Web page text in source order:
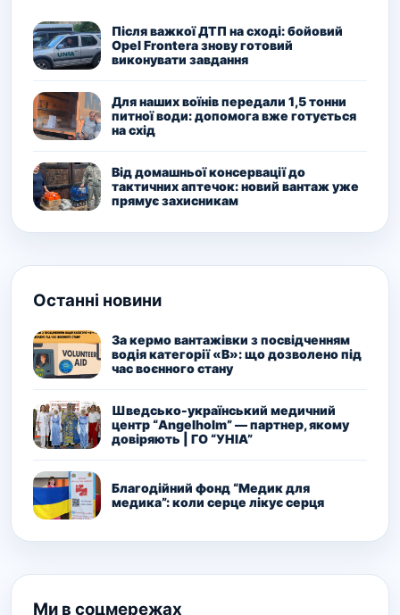
Після важкої ДТП на сході: бойовий
Opel Frontera знову готовий
виконувати завдання
Для наших воїнів передали 1,5 тонни
питної води: допомога вже готується
на схід
Від домашньої консервації до
тактичних аптечок: новий вантаж уже
прямує захисникам
Останні новини
За кермо вантажівки з посвідченням
водія категорії «В»: що дозволено під
час воєнного стану
Шведсько-український медичний
центр “Angelholm” — партнер, якому
довіряють | ГО “УНІА”
Благодійний фонд “Медик для
медика”: коли серце лікує серця
Ми в соцмережах